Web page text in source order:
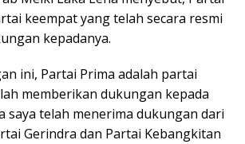
keempat yang telah secara resmi
kepadanya.
ini, Partai Prima adalah partai
memberikan dukungan kepada
saya telah menerima dukungan dari
Gerindra dan Partai Kebangkitan